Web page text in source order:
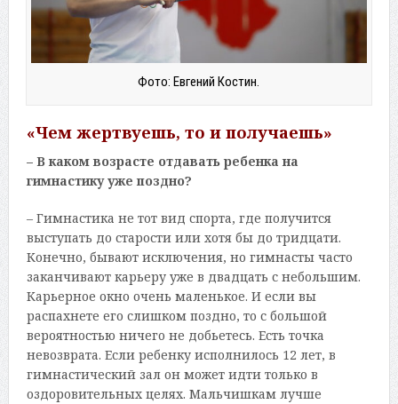
Фото: Евгений Костин.
«Чем жертвуешь, то и получаешь»
– В каком возрасте отдавать ребенка на
гимнастику уже поздно?
– Гимнастика не тот вид спорта, где получится
выступать до старости или хотя бы до тридцати.
Конечно, бывают исключения, но гимнасты часто
заканчивают карьеру уже в двадцать с небольшим.
Карьерное окно очень маленькое. И если вы
распахнете его слишком поздно, то с большой
вероятностью ничего не добьетесь. Есть точка
невозврата. Если ребенку исполнилось 12 лет, в
гимнастический зал он может идти только в
оздоровительных целях. Мальчишкам лучше